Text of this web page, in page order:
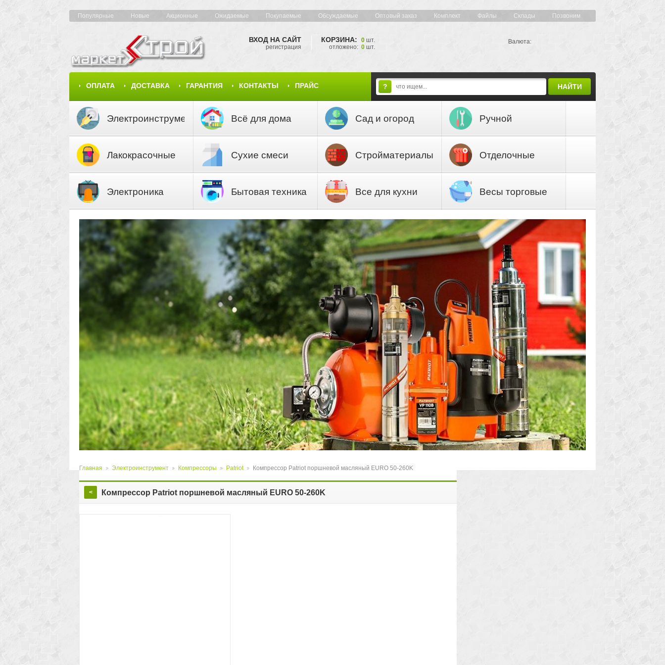
Популярные Новые Акционные Ожидаемые Покупаемые Обсуждаемые Оптовый заказ Комплект Файлы Склады Позвоним
Валюта:
? НАЙТИ
ОПЛАТА ДОСТАВКА ГАРАНТИЯ КОНТАКТЫ ПРАЙС
КАРТА САЙТА
КОРЗИНА: 0 шт.
отложено: 0 шт.
ВХОД НА САЙТ
регистрация
Электроинструмент Всё для дома Сад и огород
Ручной
Лакокрасочные
Сухие смеси Стройматериалы
Отделочные
Электроника Бытовая техника Все для кухни Весы торговые
Главная Электроинструмент Компрессоры Patriot Компрессор Patriot поршневой масляный EURO 50-260K
< Компрессор Patriot поршневой масляный EURO 50-260K